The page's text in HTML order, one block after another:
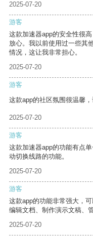
2025-07-20
游客
这款加速器app的安全性很
放心。我以前使用过一些其
情况，这让我非常担心。
2025-07-20
游客
这款app的社区氛围很温馨
2025-07-20
游客
这款加速器app的功能有点
动切换线路的功能。
2025-07-20
游客
这款app的功能非常强大，
编辑文档、制作演示文稿、
2025-07-20